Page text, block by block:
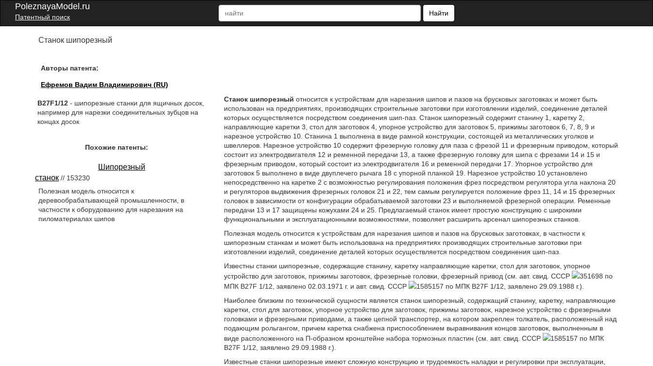
PoleznayaModel.ru
Патентный поиск
Найти
Станок шипорезный
Авторы патента:
Ефремов Вадим Владимирович (RU)
B27F1/12 - шипорезные станки для ящичных досок,
например для нарезки соединительных зубцов на
концах досок
Станок шипорезный относится к устройствам для нарезания шипов и пазов на брусковых заготовках и может быть
использован на предприятиях, производящих строительные заготовки при изготовлении изделий, соединение деталей
которых осуществляется посредством соединения шип-паз. Станок шипорезный содержит станину 1, каретку 2,
направляющие каретки 3, стол для заготовок 4, упорное устройство для заготовок 5, прижимы заготовок 6, 7, 8, 9 и
нарезное устройство 10. Станина 1 выполнена в виде рамной конструкции, состоящей из металлических уголков и
швеллеров. Нарезное устройство 10 содержит фрезерную головку для паза с фрезой 11 и фрезерным приводом, который
состоит из электродвигателя 12 и ременной передачи 13, а также фрезерную головку для шипа с фрезами 14 и 15 и
фрезерным приводом, который состоит из электродвигателя 16 и ременной передачи 17. Упорное устройство для
заготовок 5 выполнено в виде двуплечего рычага 18 с упорной планкой 19. Нарезное устройство 10 установлено
непосредственно на каретке 2 с возможностью регулирования положения фрез посредством регулятора угла наклона 20
и регуляторов выдвижения фрезерных головок 21 и 22, тем самым регулируется положение фрез 11, 14 и 15 фрезерных
головок в зависимости от конфигурации обрабатываемой заготовки 23 и выполняемой фрезерной операции. Ременные
передачи 13 и 17 защищены кожухами 24 и 25. Предлагаемый станок имеет простую конструкцию с широкими
функциональными и эксплуатационными возможностями, позволяет расширить арсенал шипорезных станков.
Полезная модель относится к устройствам для нарезания шипов и пазов на брусковых заготовках, в частности к
шипорезным станкам и может быть использована на предприятиях производящих строительные заготовки при
изготовлении изделий, соединение деталей которых осуществляется посредством соединения шип-паз.
Известны станки шипорезные, содержащие станину, каретку направляющие каретки, стол для заготовок, упорное
устройство для заготовок, прижимы заготовок, фрезерные головки, фрезерный привод (см. авт. свид. СССР
351698 по
МПК B27F 1/12, заявлено 02.03.1971 г. и авт. свид. СССР
1585157 по МПК B27F 1/12, заявлено 29.09.1988 г.).
Наиболее близким по технической сущности является станок шипорезный, содержащий станину, каретку, направляющие
каретки, стол для заготовок, упорное устройство для заготовок, прижимы заготовок, нарезное устройство с фрезерными
головками и фрезерными приводами, а также цепной транспортер, на котором закреплен толкатель, расположенный над
подающим рольгангом, причем каретка снабжена приспособлением выравнивания концов заготовок, выполненным в
виде расположенного на П-образном кронштейне набора тормозных пластин (см. авт. свид. СССР
1585157 по МПК
B27F 1/12, заявлено 29.09.1988 г.).
Известные станки шипорезные имеют сложную конструкцию и трудоемкость наладки и регулировки при эксплуатации,
Похожие патенты:
Шипорезный
станок // 153230
Полезная модель относится к
деревообрабатывающей промышленности, в
частности к оборудованию для нарезания на
пиломатериалах шипов